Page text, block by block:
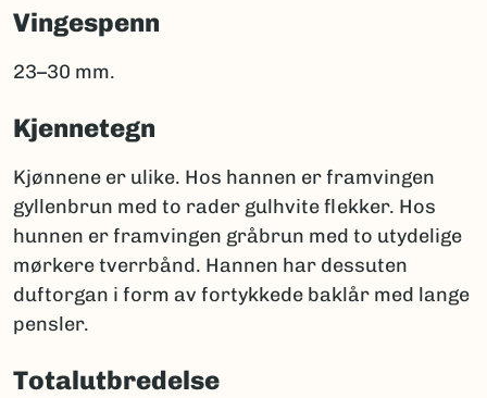
Vingespenn
23–30 mm.
Kjennetegn
Kjønnene er ulike. Hos hannen er framvingen
gyllenbrun med to rader gulhvite flekker. Hos
hunnen er framvingen gråbrun med to utydelige
mørkere tverrbånd. Hannen har dessuten
duftorgan i form av fortykkede baklår med lange
pensler.
Totalutbredelse